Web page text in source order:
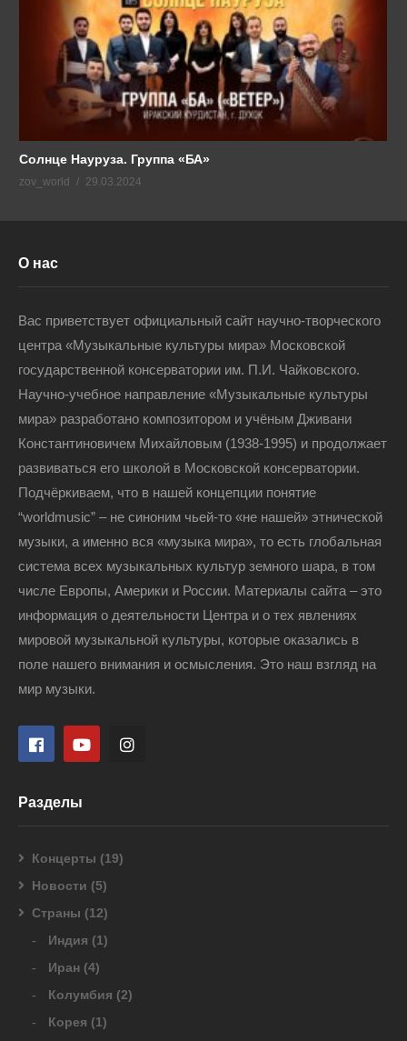
Солнце Науруза. Группа «БА»
zov_world 29.03.2024
О нас
Вас приветствует официальный сайт научно-творческого
центра «Музыкальные культуры мира» Московской
государственной консерватории им. П.И. Чайковского.
Научно-учебное направление «Музыкальные культуры
мира» разработано композитором и учёным Дживани
Константиновичем Михайловым (1938-1995) и продолжает
развиваться его школой в Московской консерватории.
Подчёркиваем, что в нашей концепции понятие
“worldmusic” – не синоним чьей-то «не нашей» этнической
музыки, а именно вся «музыка мира», то есть глобальная
система всех музыкальных культур земного шара, в том
числе Европы, Америки и России. Материалы сайта – это
информация о деятельности Центра и о тех явлениях
мировой музыкальной культуры, которые оказались в
поле нашего внимания и осмысления. Это наш взгляд на
мир музыки.
Разделы
Концерты (19)
Новости (5)
Страны (12)
Индия (1)
Иран (4)
Колумбия (2)
Корея (1)